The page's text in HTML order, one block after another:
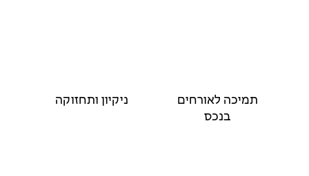
תמיכה לאורחים
בנכס
ניקיון ותחזוקה